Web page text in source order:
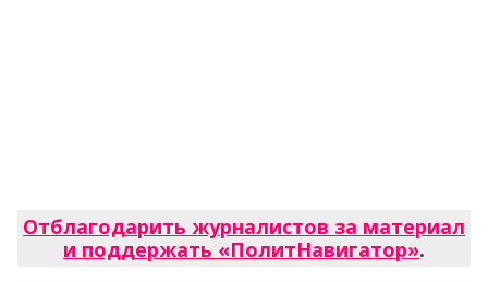
Отблагодарить журналистов за материал
и поддержать «ПолитНавигатор».